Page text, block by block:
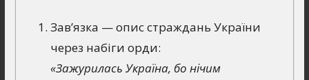
Зав’язка — опис страждань України
через набіги орди:
«Зажурилась Україна, бо нічим